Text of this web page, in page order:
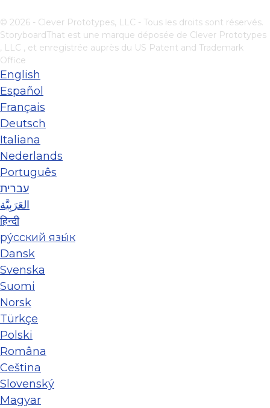
© 2026 - Clever Prototypes, LLC - Tous les droits sont réservés.
StoryboardThat est une marque déposée de Clever Prototypes
, LLC , et enregistrée auprès du US Patent and Trademark
Office
English
Español
Français
Deutsch
Italiana
Nederlands
Português
עברית
العَرَبِيَّة
हिन्दी
ру́сский язы́к
Dansk
Svenska
Suomi
Norsk
Türkçe
Polski
Româna
Ceština
Slovenský
Magyar